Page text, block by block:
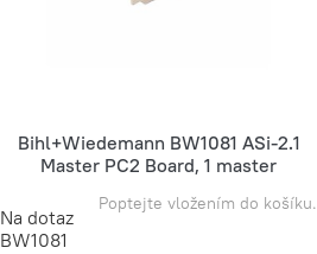
Bihl+Wiedemann BW1081 ASi-2.1
Master PC2 Board, 1 master
Na dotaz
BW1081
Poptejte vložením do košíku.